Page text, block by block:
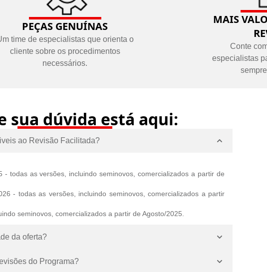
PEÇAS GENUÍNAS
time de especialistas que orienta o
cliente sobre os procedimentos
necessários.
MAIS
Conte
especialistas
sua dúvida está aqui:
ao Revisão Facilitada?
- todas as versões, incluindo seminovos, comercializados a partir de
- todas as versões, incluindo seminovos, comercializados a partir
seminovos, comercializados a partir de Agosto/2025.
da oferta?
do Programa?